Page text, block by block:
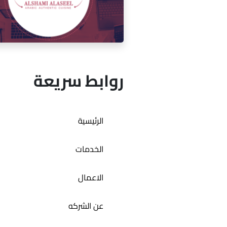
إدارة السوشيال ميديا لمقهى
إدارة السوشيال ميديا لمطعم
روابط سريعة
الرئيسية
الخدمات
الاعمال
عن الشركه